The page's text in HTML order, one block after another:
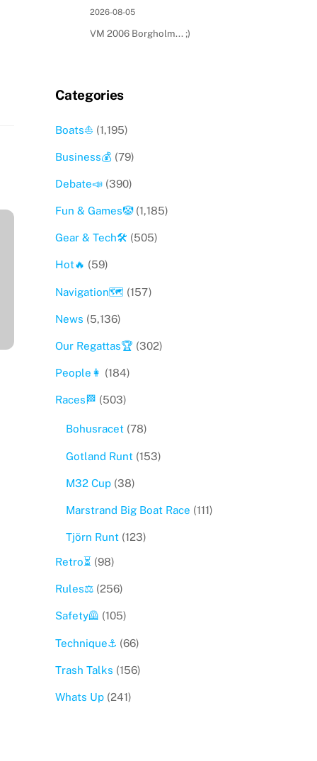
2026-08-05
VM 2006 Borgholm... ;)
Categories
Boats⛵️ (1,195)
Business💰 (79)
Debate📣(390)
Fun & Games🤡(1,185)
Gear & Tech🛠 (505)
Hot🔥 (59)
Navigation🗺 (157)
News (5,136)
Our Regattas🏆 (302)
People👩 (184)
Races🏁 (503)
Bohusracet(78)
Gotland Runt(153)
M32 Cup(38)
Marstrand Big Boat Race (111)
Tjörn Runt(123)
Retro⏳ (98)
Rules⚖️(256)
Safety🦺 (105)
Technique⚓️ (66)
Trash Talks (156)
Whats Up(241)